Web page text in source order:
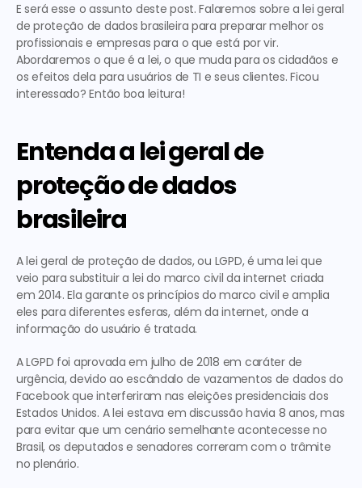
E será esse o assunto deste post. Falaremos sobre a lei geral
de proteção de dados brasileira para preparar melhor os
profissionais e empresas para o que está por vir.
Abordaremos o que é a lei, o que muda para os cidadãos e
os efeitos dela para usuários de TI e seus clientes. Ficou
interessado? Então boa leitura!
Entenda a lei geral de
proteção de dados
brasileira
A lei geral de proteção de dados, ou LGPD, é uma lei que
veio para substituir a lei do marco civil da internet criada
em 2014. Ela garante os princípios do marco civil e amplia
eles para diferentes esferas, além da internet, onde a
informação do usuário é tratada.
A LGPD foi aprovada em julho de 2018 em caráter de
urgência, devido ao escândalo de vazamentos de dados do
Facebook que interferiram nas eleições presidenciais dos
Estados Unidos. A lei estava em discussão havia 8 anos, mas
para evitar que um cenário semelhante acontecesse no
Brasil, os deputados e senadores correram com o trâmite
no plenário.